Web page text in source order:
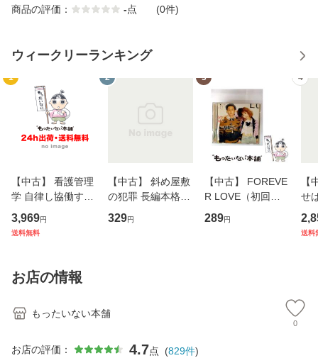
商品の評価： -点 (0件)
ウィークリーランキング
1
【中古】 看護管理
学 自律し協働する
専門職の看護マネ
ジメントスキル 改
恵 藤本幸三 / 南江
堂 [単行
3,969円
送料無料
2
【中古】 斜め屋敷
の犯罪 長編本格推
理小説 (光文社文
庫) / 島田荘司 / 光
329円
3
【中古】 FOREVE
R LOVE（初回生
産限定盤） / 清水
翔太×加藤ミリヤ /
289円
4
【
せ
タ
送料
お店の情報
もったいない本舗
0
お店の評価： 4.7点 (829件)